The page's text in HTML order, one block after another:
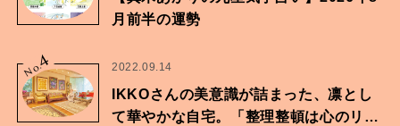
月前半の運勢
No.
4 2022.09.14
IKKOさんの美意識が詰まった、凛とし
て華やかな自宅。「整理整頓は心のリズ